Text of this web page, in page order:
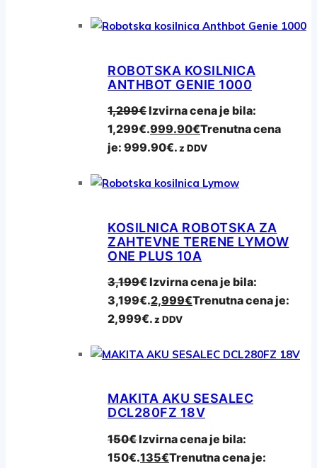
ROBOTSKA KOSILNICA
ANTHBOT GENIE 1000
1,299€Izvirna cena je bila:
1,299€.999.90€Trenutna cena
je: 999.90€.z DDV
KOSILNICA ROBOTSKA ZA
ZAHTEVNE TERENE LYMOW
ONE PLUS 10A
3,199€Izvirna cena je bila:
3,199€.2,999€Trenutna cena je:
2,999€.z DDV
MAKITA AKU SESALEC
DCL280FZ 18V
150€Izvirna cena je bila:
150€.135€Trenutna cena je: